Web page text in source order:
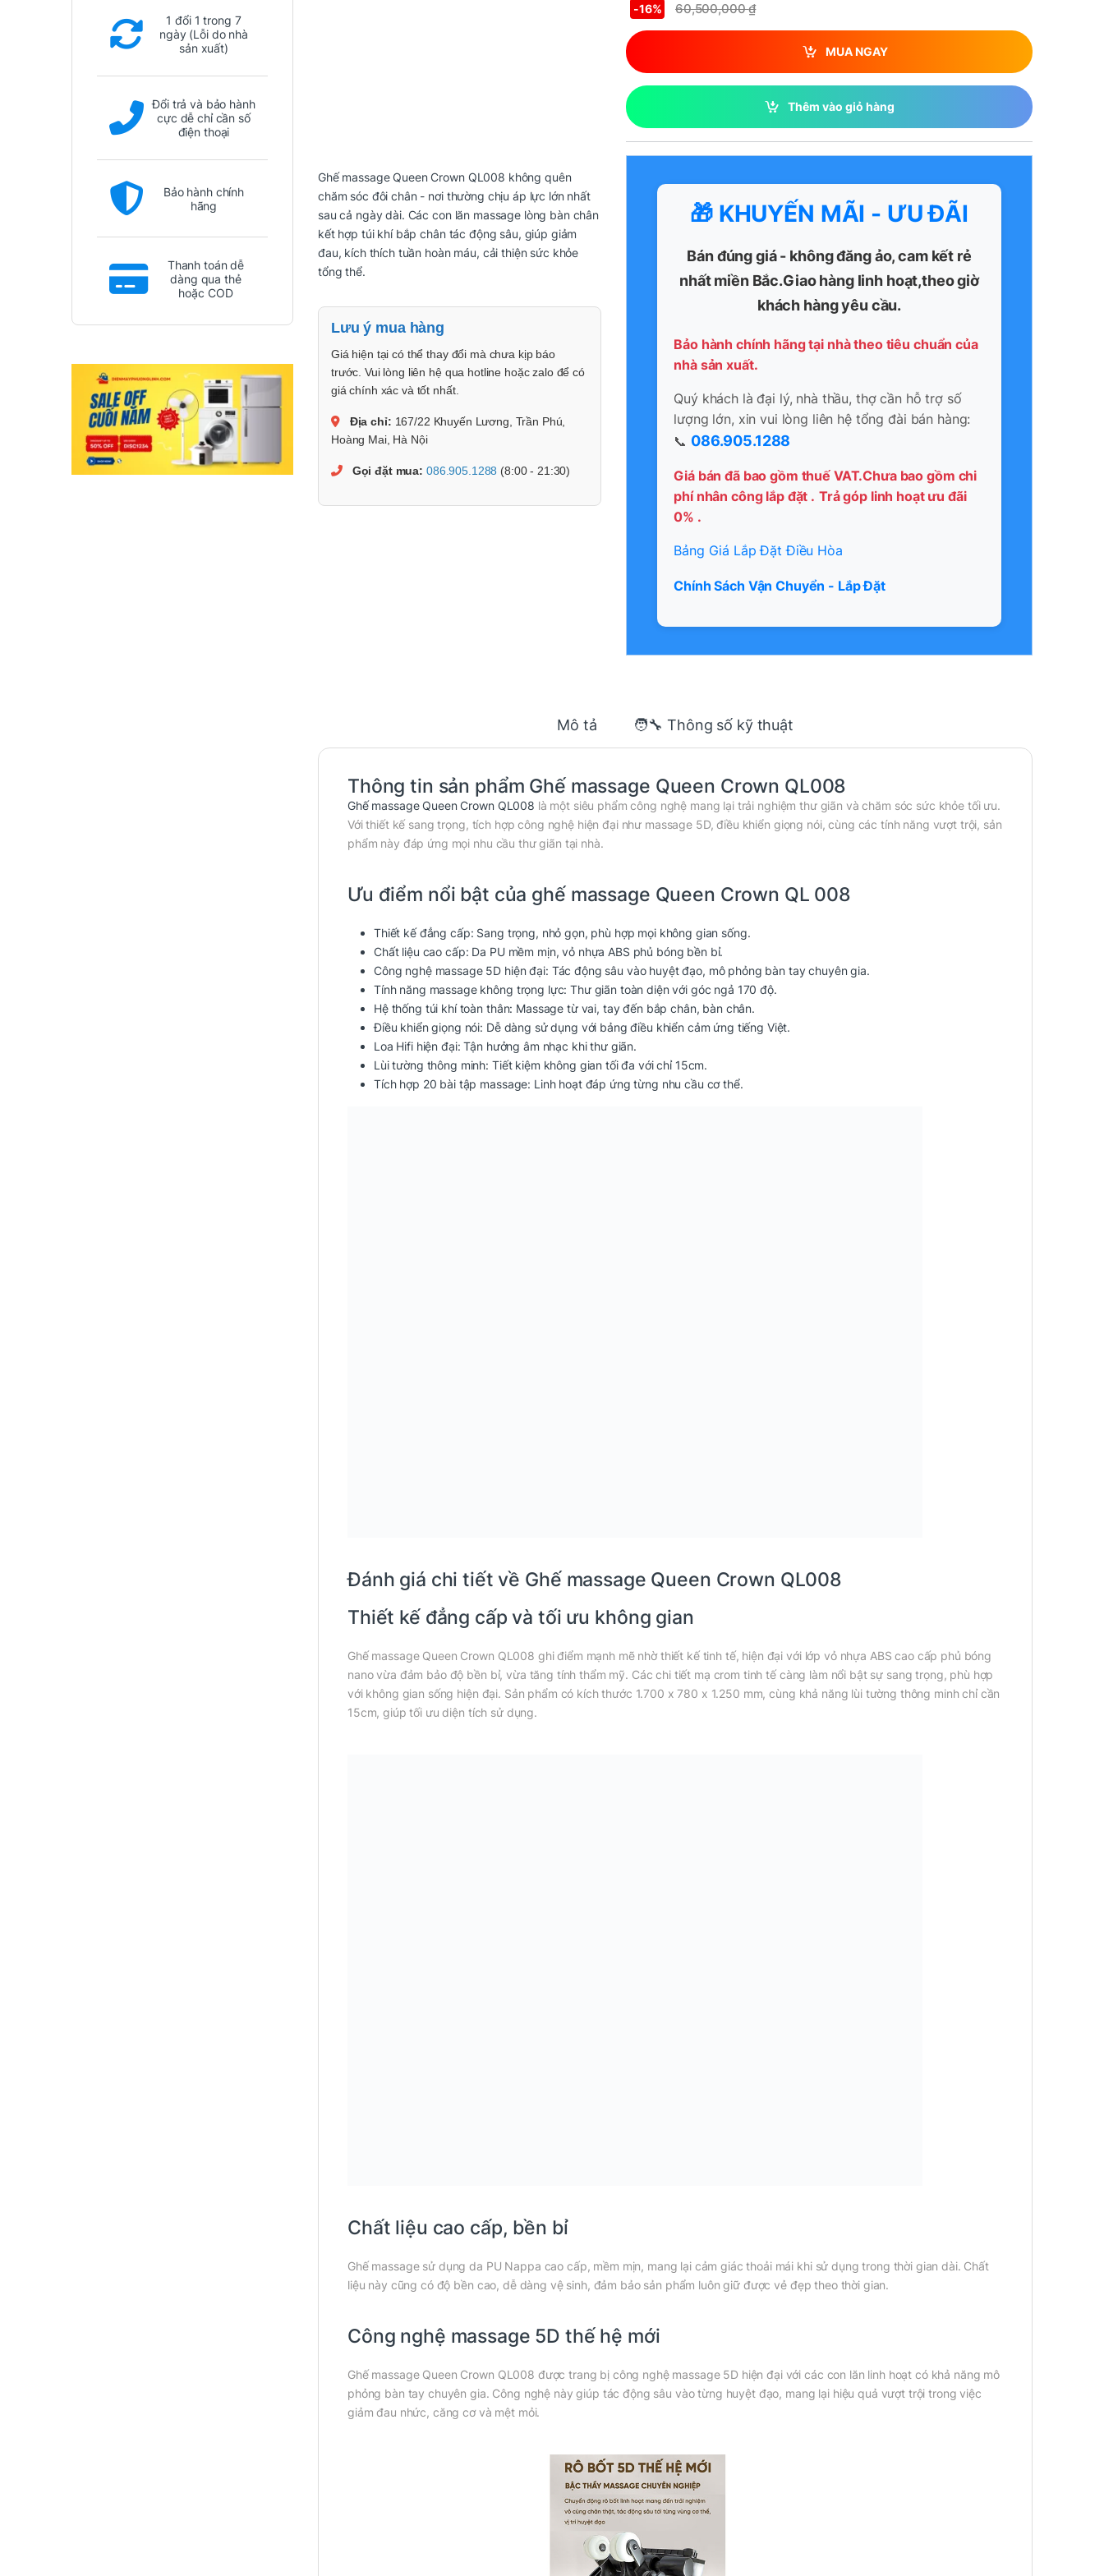
Ghế massage Queen Crown QL008 không quên
chăm sóc đôi chân - nơi thường chịu áp lực lớn nhất
sau cả ngày dài. Các con lăn massage lòng bàn chân
kết hợp túi khí bắp chân tác động sâu, giúp giảm
đau, kích thích tuần hoàn máu, cải thiện sức khỏe
tổng thể.
Lưu ý mua hàng
Giá hiện tại có thể thay đổi mà chưa kịp báo
trước. Vui lòng liên hệ qua hotline hoặc zalo để có
giá chính xác và tốt nhất.
Địa chỉ: 167/22 Khuyến Lương, Trần Phú,
Hoàng Mai, Hà Nội
Gọi đặt mua: 086.905.1288 (8:00 - 21:30)
60,500,000₫
-16%
MUA NGAY
Thêm vào giỏ hàng
🎁 KHUYẾN MÃI - ƯU ĐÃI
Bán đúng giá - không đăng ảo, cam kết rẻ
nhất miền Bắc.Giao hàng linh hoạt,theo giờ
khách hàng yêu cầu.
Bảo hành chính hãng tại nhà theo tiêu chuẩn của
nhà sản xuất.
Quý khách là đại lý, nhà thầu, thợ cần hỗ trợ số
lượng lớn, xin vui lòng liên hệ tổng đài bán hàng:
📞 086.905.1288
Giá bán đã bao gồm thuế VAT.Chưa bao gồm chi
phí nhân công lắp đặt . Trả góp linh hoạt ưu đãi
0% .
Bảng Giá Lắp Đặt Điều Hòa
Chính Sách Vận Chuyển - Lắp Đặt
Mô tả 🧑‍🔧 Thông số kỹ thuật
Thông tin sản phẩm Ghế massage Queen Crown QL008
Ghế massage Queen Crown QL008 là một siêu phẩm công nghệ mang lại trải nghiệm thư giãn và chăm sóc sức khỏe tối ưu.
Với thiết kế sang trọng, tích hợp công nghệ hiện đại như massage 5D, điều khiển giọng nói, cùng các tính năng vượt trội, sản
phẩm này đáp ứng mọi nhu cầu thư giãn tại nhà.
Ưu điểm nổi bật của ghế massage Queen Crown QL 008
Thiết kế đẳng cấp: Sang trọng, nhỏ gọn, phù hợp mọi không gian sống.
Chất liệu cao cấp: Da PU mềm mịn, vỏ nhựa ABS phủ bóng bền bỉ.
Công nghệ massage 5D hiện đại: Tác động sâu vào huyệt đạo, mô phỏng bàn tay chuyên gia.
Tính năng massage không trọng lực: Thư giãn toàn diện với góc ngả 170 độ.
Hệ thống túi khí toàn thân: Massage từ vai, tay đến bắp chân, bàn chân.
Điều khiển giọng nói: Dễ dàng sử dụng với bảng điều khiển cảm ứng tiếng Việt.
Loa Hifi hiện đại: Tận hưởng âm nhạc khi thư giãn.
Lùi tường thông minh: Tiết kiệm không gian tối đa với chỉ 15cm.
Tích hợp 20 bài tập massage: Linh hoạt đáp ứng từng nhu cầu cơ thể.
Đánh giá chi tiết về Ghế massage Queen Crown QL008
Thiết kế đẳng cấp và tối ưu không gian
Ghế massage Queen Crown QL008 ghi điểm mạnh mẽ nhờ thiết kế tinh tế, hiện đại với lớp vỏ nhựa ABS cao cấp phủ bóng
nano vừa đảm bảo độ bền bỉ, vừa tăng tính thẩm mỹ. Các chi tiết mạ crom tinh tế càng làm nổi bật sự sang trọng, phù hợp
với không gian sống hiện đại. Sản phẩm có kích thước 1.700 x 780 x 1.250 mm, cùng khả năng lùi tường thông minh chỉ cần
15cm, giúp tối ưu diện tích sử dụng.
Chất liệu cao cấp, bền bỉ
Ghế massage sử dụng da PU Nappa cao cấp, mềm mịn, mang lại cảm giác thoải mái khi sử dụng trong thời gian dài. Chất
liệu này cũng có độ bền cao, dễ dàng vệ sinh, đảm bảo sản phẩm luôn giữ được vẻ đẹp theo thời gian.
Công nghệ massage 5D thế hệ mới
Ghế massage Queen Crown QL008 được trang bị công nghệ massage 5D hiện đại với các con lăn linh hoạt có khả năng mô
phỏng bàn tay chuyên gia. Công nghệ này giúp tác động sâu vào từng huyệt đạo, mang lại hiệu quả vượt trội trong việc
giảm đau nhức, căng cơ và mệt mỏi.
1 đổi 1 trong 7
ngày (Lỗi do nhà
sản xuất)
Đổi trả và bảo hành
cực dễ chỉ cần số
điện thoại
Bảo hành chính
hãng
Thanh toán dễ
dàng qua thẻ
hoặc COD